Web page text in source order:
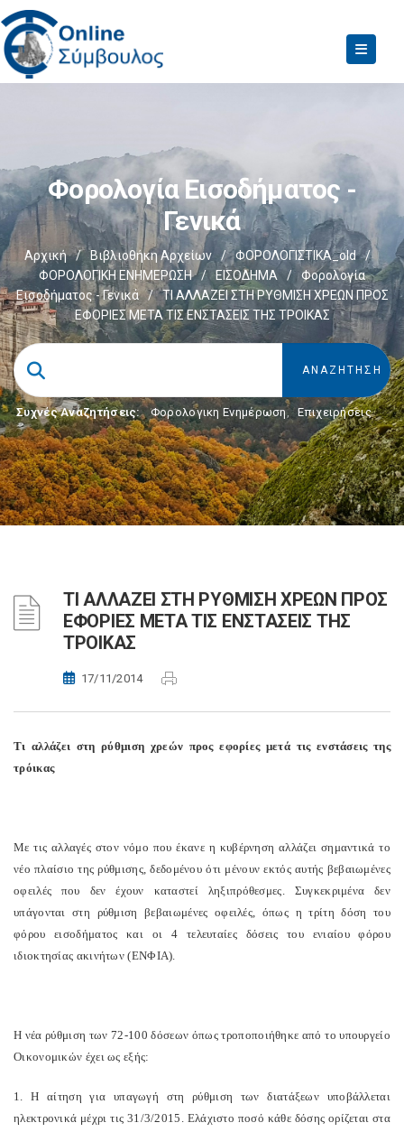
Φορολογία Εισοδήματος -
Γενικά
Αρχική / Βιβλιοθήκη Αρχείων / ΦΟΡΟΛΟΓΙΣΤΙΚΑ_old
/
ΦΟΡΟΛΟΓΙΚΗ ΕΝΗΜΕΡΩΣΗ
/ ΕΙΣΟΔΗΜΑ /
Φορολογία
Εισοδήματος - Γενικά
/
ΤΙ ΑΛΛΑΖΕΙ ΣΤΗ ΡΥΘΜΙΣΗ ΧΡΕΩΝ ΠΡΟΣ
ΕΦΟΡΙΕΣ ΜΕΤΑ ΤΙΣ ΕΝΣΤΑΣΕΙΣ ΤΗΣ ΤΡΟΙΚΑΣ
Συχνές Αναζητήσεις: Φορολογικη Ενημέρωση, Επιχειρήσεις
ΤΙ ΑΛΛΑΖΕΙ ΣΤΗ ΡΥΘΜΙΣΗ ΧΡΕΩΝ ΠΡΟΣ
ΕΦΟΡΙΕΣ ΜΕΤΑ ΤΙΣ ΕΝΣΤΑΣΕΙΣ ΤΗΣ
ΤΡΟΙΚΑΣ
17/11/2014
Τι αλλάζει στη ρύθμιση χρεών προς εφορίες μετά τις ενστάσεις της
τρόικας
Με τις αλλαγές στον νόμο που έκανε η κυβέρνηση αλλάζει σημαντικά το
νέο πλαίσιο της ρύθμισης, δεδομένου ότι μένουν εκτός αυτής βεβαιωμένες
οφειλές που δεν έχουν καταστεί ληξιπρόθεσμες. Συγκεκριμένα δεν
υπάγονται στη ρύθμιση βεβαιωμένες οφειλές, όπως η τρίτη δόση του
φόρου εισοδήματος και οι 4 τελευταίες δόσεις του ενιαίου φόρου
ιδιοκτησίας ακινήτων (ΕΝΦΙΑ).
Η νέα ρύθμιση των 72-100 δόσεων όπως τροποποιήθηκε από το υπουργείο
Οικονομικών έχει ως εξής:
1. Η αίτηση για υπαγωγή στη ρύθμιση των διατάξεων υποβάλλεται
ηλεκτρονικά μέχρι τις 31/3/2015. Ελάχιστο ποσό κάθε δόσης ορίζεται στα